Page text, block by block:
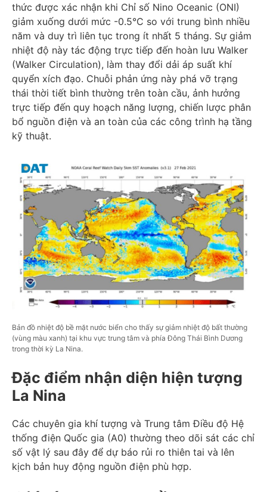
thức được xác nhận khi Chỉ số Nino Oceanic (ONI)
giảm xuống dưới mức -0.5°C so với trung bình nhiều
năm và duy trì liên tục trong ít nhất 5 tháng. Sự giảm
nhiệt độ này tác động trực tiếp đến hoàn lưu Walker
(Walker Circulation), làm thay đổi dải áp suất khí
quyển xích đạo. Chuỗi phản ứng này phá vỡ trạng
thái thời tiết bình thường trên toàn cầu, ảnh hưởng
trực tiếp đến quy hoạch năng lượng, chiến lược phân
bổ nguồn điện và an toàn của các công trình hạ tầng
kỹ thuật.
Bản đồ nhiệt độ bề mặt nước biển cho thấy sự giảm nhiệt độ bất thường
(vùng màu xanh) tại khu vực trung tâm và phía Đông Thái Bình Dương
trong thời kỳ La Nina.
Đặc điểm nhận diện hiện tượng
La Nina
Các chuyên gia khí tượng và Trung tâm Điều độ Hệ
thống điện Quốc gia (A0) thường theo dõi sát các chỉ
số vật lý sau đây để dự báo rủi ro thiên tai và lên
kịch bản huy động nguồn điện phù hợp.